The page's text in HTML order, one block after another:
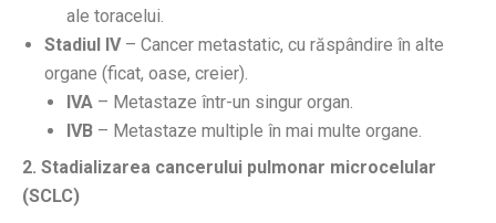
ale toracelui.
Stadiul IV– Cancer metastatic, cu răspândire în alte
organe (ficat, oase, creier).
IVA – Metastaze într-un singur organ.
IVB – Metastaze multiple în mai multe organe.
2. Stadializarea cancerului pulmonar microcelular
(SCLC)